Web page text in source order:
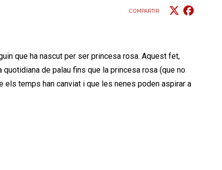
COMPARTIR
que ha nascut per ser princesa rosa. Aquest fet,
de palau fins que la princesa rosa (que no
temps han canviat i que les nenes poden aspirar a